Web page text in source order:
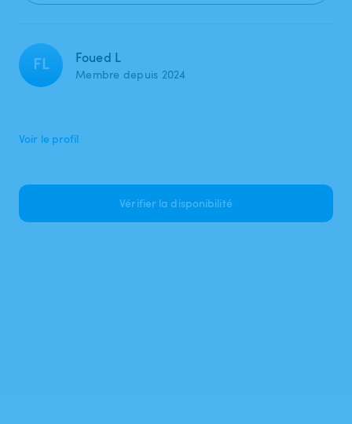
FL Foued L
Membre depuis 2024
Voir le profil
Vérifier la disponibilité